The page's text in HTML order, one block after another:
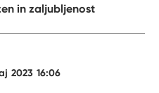
in zaljubljenost
2023 16:06